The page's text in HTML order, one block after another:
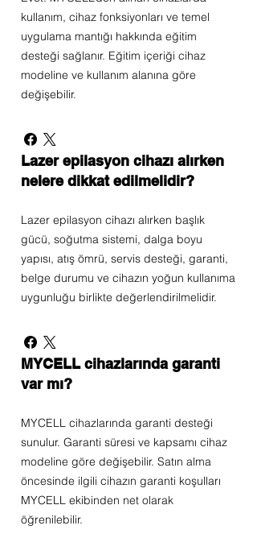
kullanım, cihaz fonksiyonları ve temel
uygulama mantığı hakkında eğitim
desteği sağlanır. Eğitim içeriği cihaz
modeline ve kullanım alanına göre
değişebilir.
Lazer epilasyon cihazı alırken
nelere dikkat edilmelidir?
Lazer epilasyon cihazı alırken başlık
gücü, soğutma sistemi, dalga boyu
yapısı, atış ömrü, servis desteği, garanti,
belge durumu ve cihazın yoğun kullanıma
uygunluğu birlikte değerlendirilmelidir.
MYCELL cihazlarında garanti
var mı?
MYCELL cihazlarında garanti desteği
sunulur. Garanti süresi ve kapsamı cihaz
modeline göre değişebilir. Satın alma
öncesinde ilgili cihazın garanti koşulları
MYCELL ekibinden net olarak
öğrenilebilir.